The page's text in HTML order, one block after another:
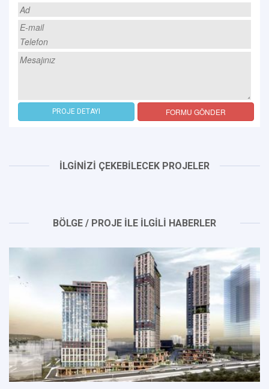
PROJE DETAYI FORMU GÖNDER
İLGİNİZİ ÇEKEBİLECEK PROJELER
BÖLGE / PROJE İLE İLGİLİ HABERLER